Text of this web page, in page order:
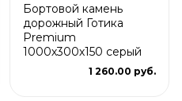
Бортовой камень
дорожный Готика
Premium
1000х300х150 серый
1 260.00 руб.